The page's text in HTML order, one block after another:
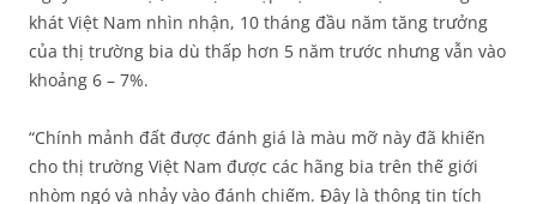
khát Việt Nam nhìn nhận, 10 tháng đầu năm tăng trưởng
của thị trường bia dù thấp hơn 5 năm trước nhưng vẫn vào
khoảng 6 – 7%.
“Chính mảnh đất được đánh giá là màu mỡ này đã khiến
cho thị trường Việt Nam được các hãng bia trên thế giới
nhòm ngó và nhảy vào đánh chiếm. Đây là thông tin tích